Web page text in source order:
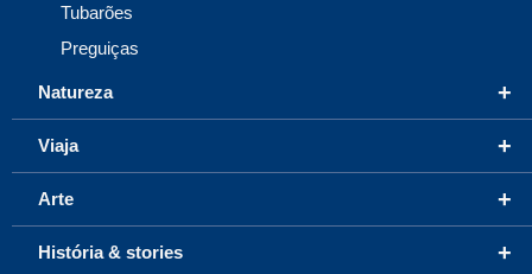
Tubarões
Preguiças
+
Natureza
+
Viaja
+
Arte
+
História & stories